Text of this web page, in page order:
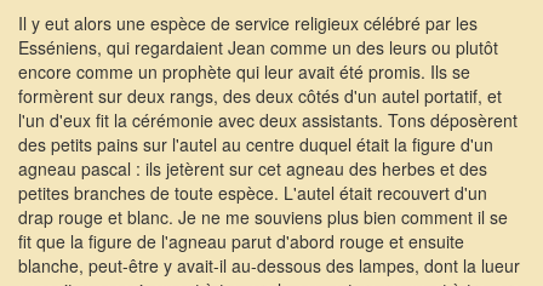
Il y eut alors une espèce de service religieux célébré par les
Esséniens, qui regardaient Jean comme un des leurs ou plutôt
encore comme un prophète qui leur avait été promis. Ils se
formèrent sur deux rangs, des deux côtés d'un autel portatif, et
l'un d'eux fit la cérémonie avec deux assistants. Tons déposèrent
des petits pains sur l'autel au centre duquel était la figure d'un
agneau pascal : ils jetèrent sur cet agneau des herbes et des
petites branches de toute espèce. L'autel était recouvert d'un
drap rouge et blanc. Je ne me souviens plus bien comment il se
fit que la figure de l'agneau parut d'abord rouge et ensuite
blanche, peut-être y avait-il au-dessous des lampes, dont la lueur